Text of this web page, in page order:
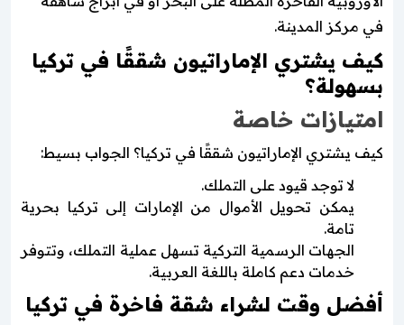
في مركز المدينة.
كيف يشتري الإماراتيون شققًا في تركيا
بسهولة؟
امتيازات خاصة
كيف يشتري الإماراتيون شققًا في تركيا؟ الجواب بسيط:
لا توجد قيود على التملك.
يمكن تحويل الأموال من الإمارات إلى تركيا بحرية
تامة.
الجهات الرسمية التركية تسهل عملية التملك، وتتوفر
خدمات دعم كاملة باللغة العربية.
أفضل وقت لشراء شقة فاخرة في تركيا